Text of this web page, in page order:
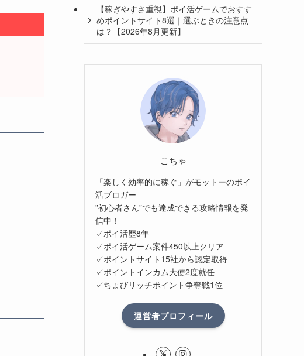
【稼ぎやすさ重視】ポイ活ゲームでおすす
めポイントサイト8選｜選ぶときの注意点
は？【2026年8月更新】
こちゃ
「楽しく効率的に稼ぐ」がモットーのポイ
活ブロガー
”初心者さん”でも達成できる攻略情報を発
信中！
✓ポイ活歴8年
✓ポイ活ゲーム案件450以上クリア
✓ポイントサイト15社から認定取得
✓ポイントインカム大使2度就任
✓ちょびリッチポイント争奪戦1位
運営者プロフィール